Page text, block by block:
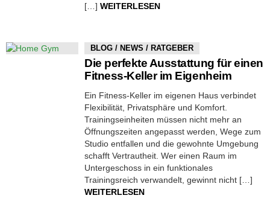
[…] WEITERLESEN
BLOG / NEWS / RATGEBER
Die perfekte Ausstattung für einen
Fitness-Keller im Eigenheim
Ein Fitness-Keller im eigenen Haus verbindet
Flexibilität, Privatsphäre und Komfort.
Trainingseinheiten müssen nicht mehr an
Öffnungszeiten angepasst werden, Wege zum
Studio entfallen und die gewohnte Umgebung
schafft Vertrautheit. Wer einen Raum im
Untergeschoss in ein funktionales
Trainingsreich verwandelt, gewinnt nicht […]
WEITERLESEN